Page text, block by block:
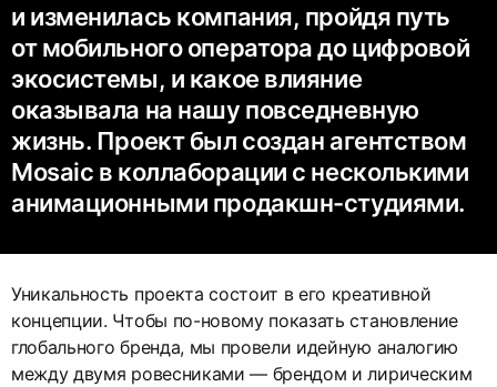
и изменилась компания, пройдя путь
от мобильного оператора до цифровой
экосистемы, и какое влияние
оказывала на нашу повседневную
жизнь. Проект был создан агентством
Mosaic в коллаборации с несколькими
анимационными продакшн-студиями.
Уникальность проекта состоит в его креативной
концепции. Чтобы по-новому показать становление
глобального бренда, мы провели идейную аналогию
между двумя ровесниками — брендом и лирическим